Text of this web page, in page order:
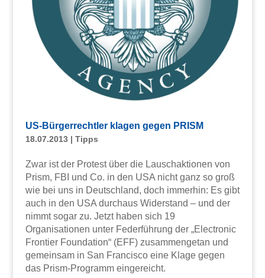
US-Bürgerrechtler klagen gegen PRISM
18.07.2013| Tipps
Zwar ist der Protest über die Lauschaktionen von
Prism, FBI und Co. in den USA nicht ganz so groß
wie bei uns in Deutschland, doch immerhin: Es gibt
auch in den USA durchaus Widerstand – und der
nimmt sogar zu. Jetzt haben sich 19
Organisationen unter Federführung der „Electronic
Frontier Foundation“ (EFF) zusammengetan und
gemeinsam in San Francisco eine Klage gegen
das Prism-Programm eingereicht.